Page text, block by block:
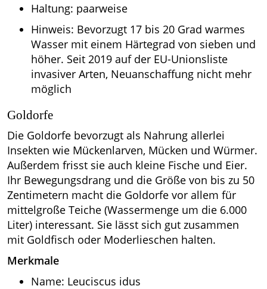
Haltung: paarweise
Hinweis: Bevorzugt 17 bis 20 Grad warmes
Wasser mit einem Härtegrad von sieben und
höher. Seit 2019 auf der EU-Unionsliste
invasiver Arten, Neuanschaffung nicht mehr
möglich
Goldorfe
Die Goldorfe bevorzugt als Nahrung allerlei
Insekten wie Mückenlarven, Mücken und Würmer.
Außerdem frisst sie auch kleine Fische und Eier.
Ihr Bewegungsdrang und die Größe von bis zu 50
Zentimetern macht die Goldorfe vor allem für
mittelgroße Teiche (Wassermenge um die 6.000
Liter) interessant. Sie lässt sich gut zusammen
mit Goldfisch oder Moderlieschen halten.
Merkmale
Name: Leuciscus idus